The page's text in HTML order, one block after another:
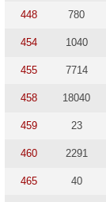
448 780
454 1040
455 7714
458 18040
459 23
460 2291
465 40